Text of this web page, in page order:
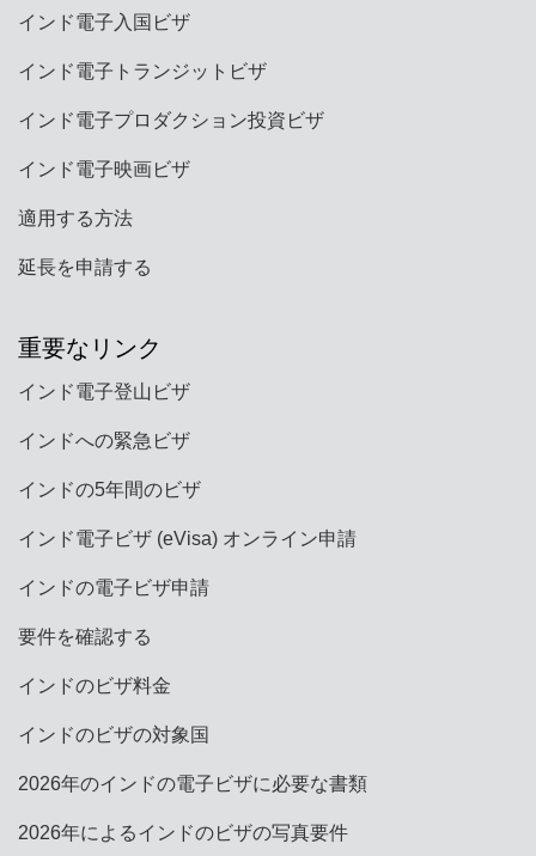
インド電子入国ビザ
インド電子トランジットビザ
インド電子プロダクション投資ビザ
インド電子映画ビザ
適用する方法
延長を申請する
重要なリンク
インド電子登山ビザ
インドへの緊急ビザ
インドの5年間のビザ
インド電子ビザ (eVisa) オンライン申請
インドの電子ビザ申請
要件を確認する
インドのビザ料金
インドのビザの対象国
2026年のインドの電子ビザに必要な書類
2026年によるインドのビザの写真要件